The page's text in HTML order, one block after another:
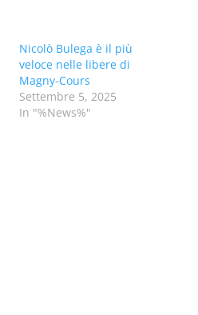
Nicolò Bulega è il più
veloce nelle libere di
Magny-Cours
Settembre 5, 2025
In "%News%"